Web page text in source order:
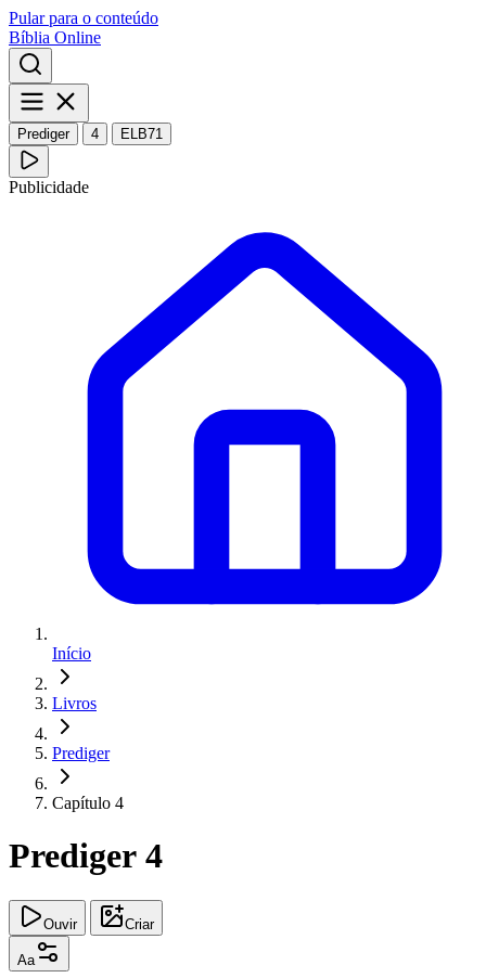
Pular para o conteúdo
Bíblia Online
Prediger 4 ELB71
Publicidade
Início
Livros
Prediger
Capítulo 4
Prediger 4
Ouvir Criar
Aa